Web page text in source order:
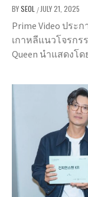
BYSEOL /JULY 21, 2025
Prime Video ประ
เกาหลีแนวโจรกร
Queen นำแสดงโ